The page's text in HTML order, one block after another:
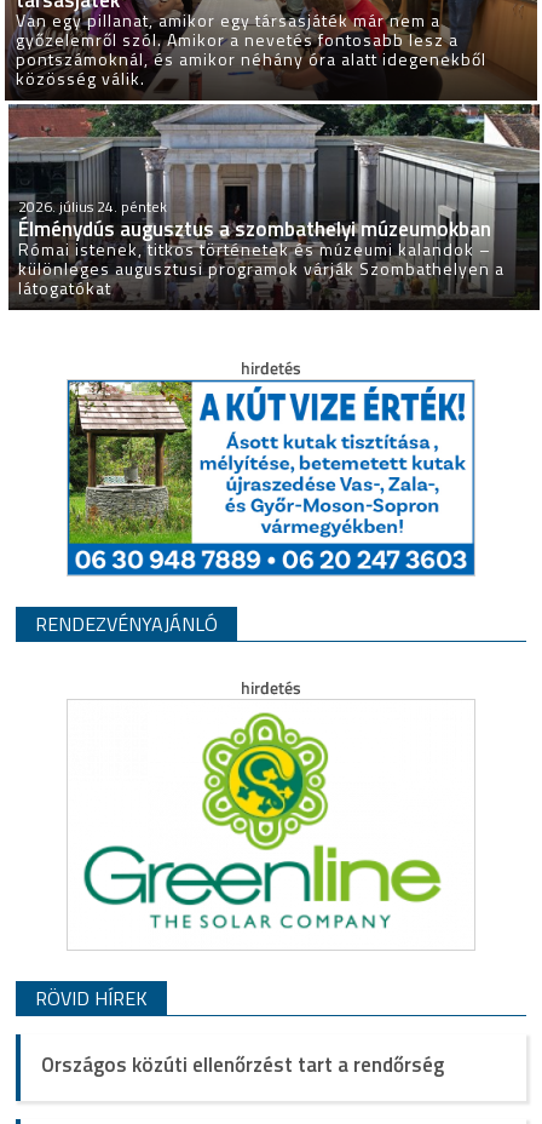
Van egy pillanat, amikor egy társasjáték már nem a
győzelemről szól. Amikor a nevetés fontosabb lesz a
pontszámoknál, és amikor néhány óra alatt idegenekből
közösség válik.
2026. július 24. péntek
Élménydús augusztus a szombathelyi múzeumokban
Római istenek, titkos történetek és múzeumi kalandok –
különleges augusztusi programok várják Szombathelyen a
látogatókat
RENDEZVÉNYAJÁNLÓ
RÖVID HÍREK
Országos közúti ellenőrzést tart a rendőrség